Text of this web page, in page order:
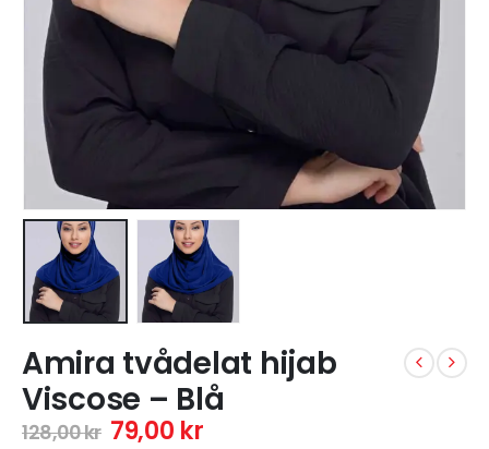
Amira tvådelat hijab
Viscose – Blå
128,00kr 79,00 kr